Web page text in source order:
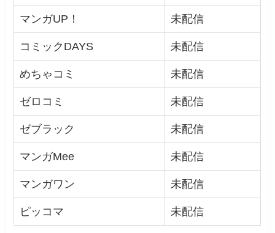
マンガUP！ 未配信
コミックDAYS 未配信
めちゃコミ 未配信
ゼロコミ 未配信
ゼブラック 未配信
マンガMee 未配信
マンガワン 未配信
ピッコマ 未配信